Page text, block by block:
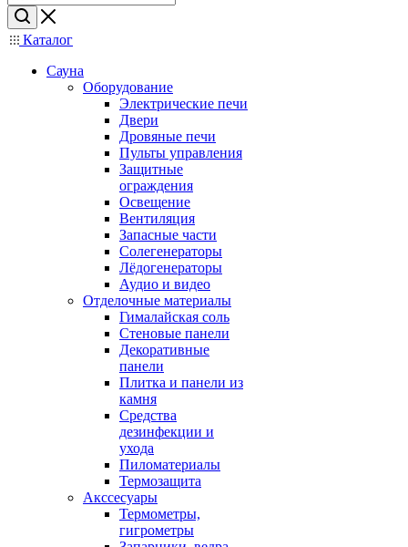
Каталог
Сауна
Оборудование
Электрические печи
Двери
Дровяные печи
Пульты управления
Защитные
ограждения
Освещение
Вентиляция
Запасные части
Солегенераторы
Лёдогенераторы
Аудио и видео
Отделочные материалы
Гималайская соль
Стеновые панели
Декоративные
панели
Плитка и панели из
камня
Средства
дезинфекции и
ухода
Пиломатериалы
Термозащита
Аксcесуары
Термометры,
гигрометры